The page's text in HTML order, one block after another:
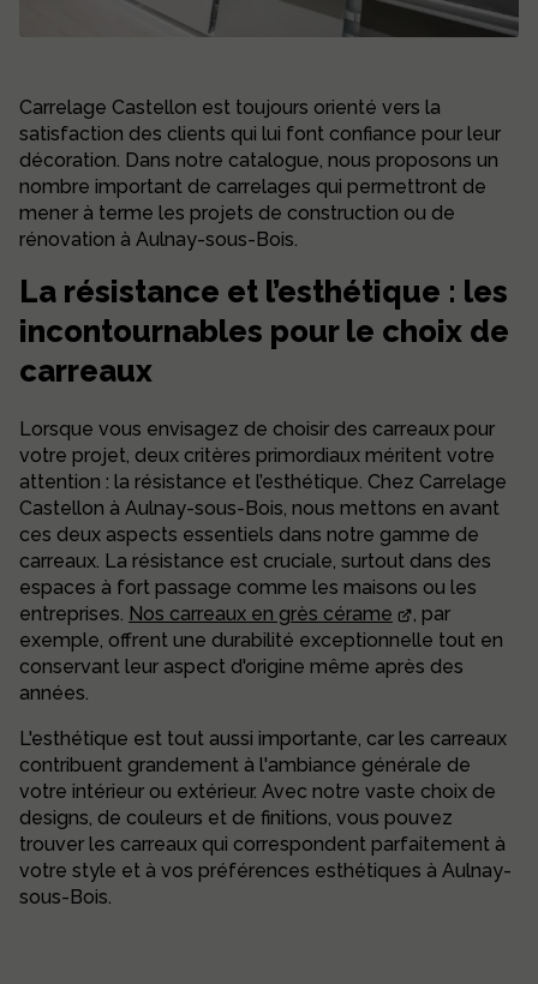
Carrelage Castellon est toujours orienté vers la
satisfaction des clients qui lui font confiance pour leur
décoration. Dans notre catalogue, nous proposons un
nombre important de carrelages qui permettront de
mener à terme les projets de construction ou de
rénovation à Aulnay-sous-Bois.
La résistance et l’esthétique : les
incontournables pour le choix de
carreaux
Lorsque vous envisagez de choisir des carreaux pour
votre projet, deux critères primordiaux méritent votre
attention : la résistance et l’esthétique. Chez Carrelage
Castellon à Aulnay-sous-Bois, nous mettons en avant
ces deux aspects essentiels dans notre gamme de
carreaux. La résistance est cruciale, surtout dans des
espaces à fort passage comme les maisons ou les
entreprises. Nos carreaux en grès cérame
, par
exemple, offrent une durabilité exceptionnelle tout en
conservant leur aspect d'origine même après des
années.
L'esthétique est tout aussi importante, car les carreaux
contribuent grandement à l'ambiance générale de
votre intérieur ou extérieur. Avec notre vaste choix de
designs, de couleurs et de finitions, vous pouvez
trouver les carreaux qui correspondent parfaitement à
votre style et à vos préférences esthétiques à Aulnay-
sous-Bois.